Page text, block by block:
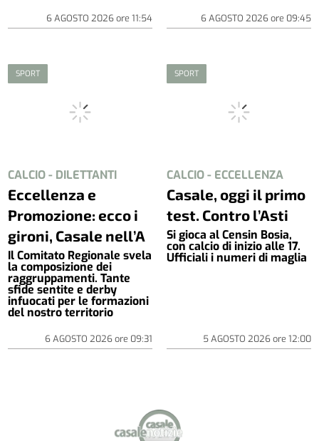
6 AGOSTO 2026ore 11:54 6 AGOSTO 2026ore 09:45
SPORT
CALCIO - DILETTANTI
Eccellenza e
Promozione: ecco i
gironi, Casale nell’A
Il Comitato Regionale svela
la composizione dei
raggruppamenti. Tante
sfide sentite e derby
infuocati per le formazioni
del nostro territorio
6 AGOSTO 2026ore 09:31
SPORT
CALCIO - ECCELLENZA
Casale, oggi il primo
test. Contro l’Asti
Si gioca al Censin Bosia,
con calcio di inizio alle 17.
Ufficiali i numeri di maglia
5 AGOSTO 2026ore 12:00